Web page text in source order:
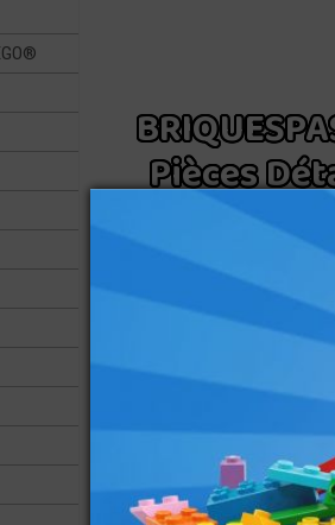
Pièces